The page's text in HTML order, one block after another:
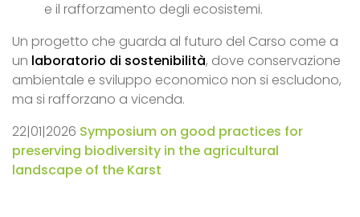
e il rafforzamento degli ecosistemi.
Un progetto che guarda al futuro del Carso come a
un laboratorio di sostenibilità, dove conservazione
ambientale e sviluppo economico non si escludono,
ma si rafforzano a vicenda.
22|01|2026 Symposium on good practices for
preserving biodiversity in the agricultural
landscape of the Karst